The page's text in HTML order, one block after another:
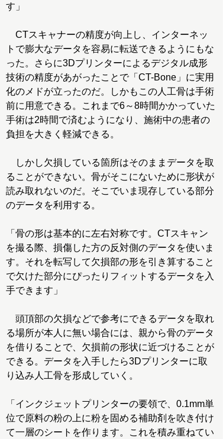
す」
CTスキャナーの精度が向上し、インターネッ
トで膨大なデータを容易に転送できるようにもな
った。さらに3Dプリンターによるデジタル成形
技術の精度があがったことで「CT-Bone」に実用
化のメドが立ったのだ。しかもこの人工骨は手術
前に用意できる。これまで6～8時間かかっていた
手術は2時間で済むようになり、施術中の患者の
負担を大きく軽減できる。
しかし欠損している箇所はそのままデータを取
ることができない。骨がそこにないために形状が
読み取れないのだ。そこでいま現存している部分
のデータを利用する。
「骨の形は基本的に左右対称です。CTスキャン
を撮る際、損傷した方の反対側のデータを使いま
す。それを転写して欠損部の形を引き算すること
で欠けた部分にぴったりフィットするデータを入
手できます」
頭頂部の欠損などで参考にできるデータを取れ
る場所が本人に無い場合には、親から骨のデータ
を借りることで、欠損前の形状に近づけることが
できる。データを入手したら3Dプリンターに取
り込み人工骨を形成していく。
「インクジェットプリンターの要領で、0.1mm単
位で原料の粉の上に粉を固める補助剤を吹き付け
て一層のシートを作ります。これを積み重ねてい